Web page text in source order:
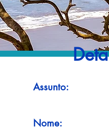
Assunto:
Nome: